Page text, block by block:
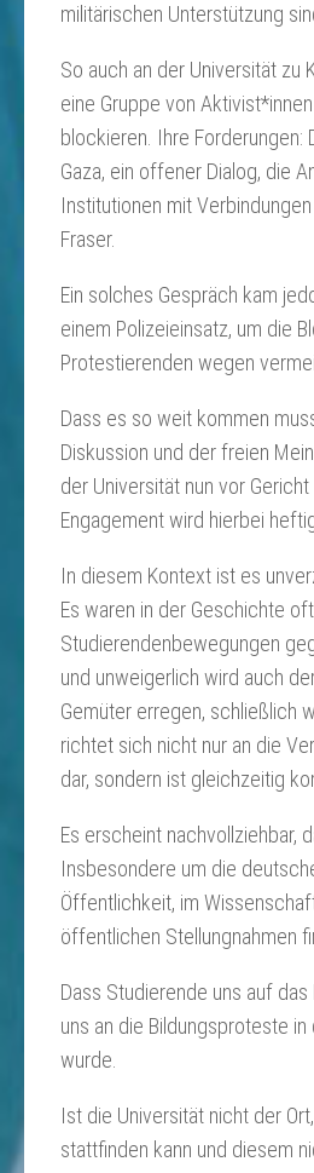
militärischen Unterstützung
So auch an der Universität zu
eine Gruppe von
blockieren. Ihre Forderungen:
Gaza, ein offener Dialog, die
Institutionen mit
Fraser.
Ein solches Gespräch kam
einem Polizeieinsatz, um die
Protestierenden wegen
Dass es so weit kommen
Diskussion und der freien
der Universität nun vor
Engagement wird hierbei
In diesem Kontext ist es
Es waren in der Geschichte
Studierendenbewegungen
und unweigerlich wird auch
Gemüter erregen, schließlich
richtet sich nicht nur an die
dar, sondern ist gleichzeitig
Es erscheint nachvollziehbar,
Insbesondere um die
Öffentlichkeit, im
öffentlichen Stellungnahmen
Dass Studierende uns auf
uns an die Bildungsproteste
wurde.
Ist die Universität nicht der
stattfinden kann und diesem